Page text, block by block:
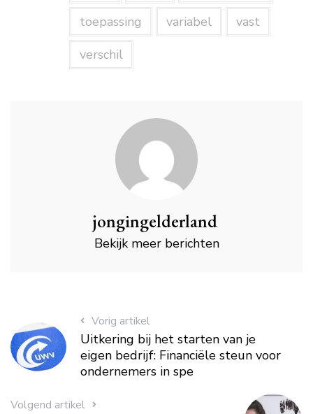
toepassing variabel
vast
verschil
jongingelderland
Bekijk meer berichten
Vorig artikel
Uitkering bij het starten van je
eigen bedrijf: Financiële steun voor
ondernemers in spe
Volgend artikel